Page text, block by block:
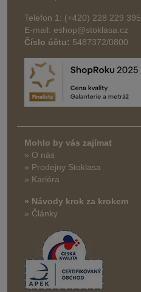
Telefon 1: (+420) 228 229 395
E-mail: eshop@stoklasa.cz
Číslo účtu: 5487372/0800
Mohlo by vás zajímat
» O nás
» Prodejny Stoklasa
» Kariéra
» Návody krok za krokem
» Články